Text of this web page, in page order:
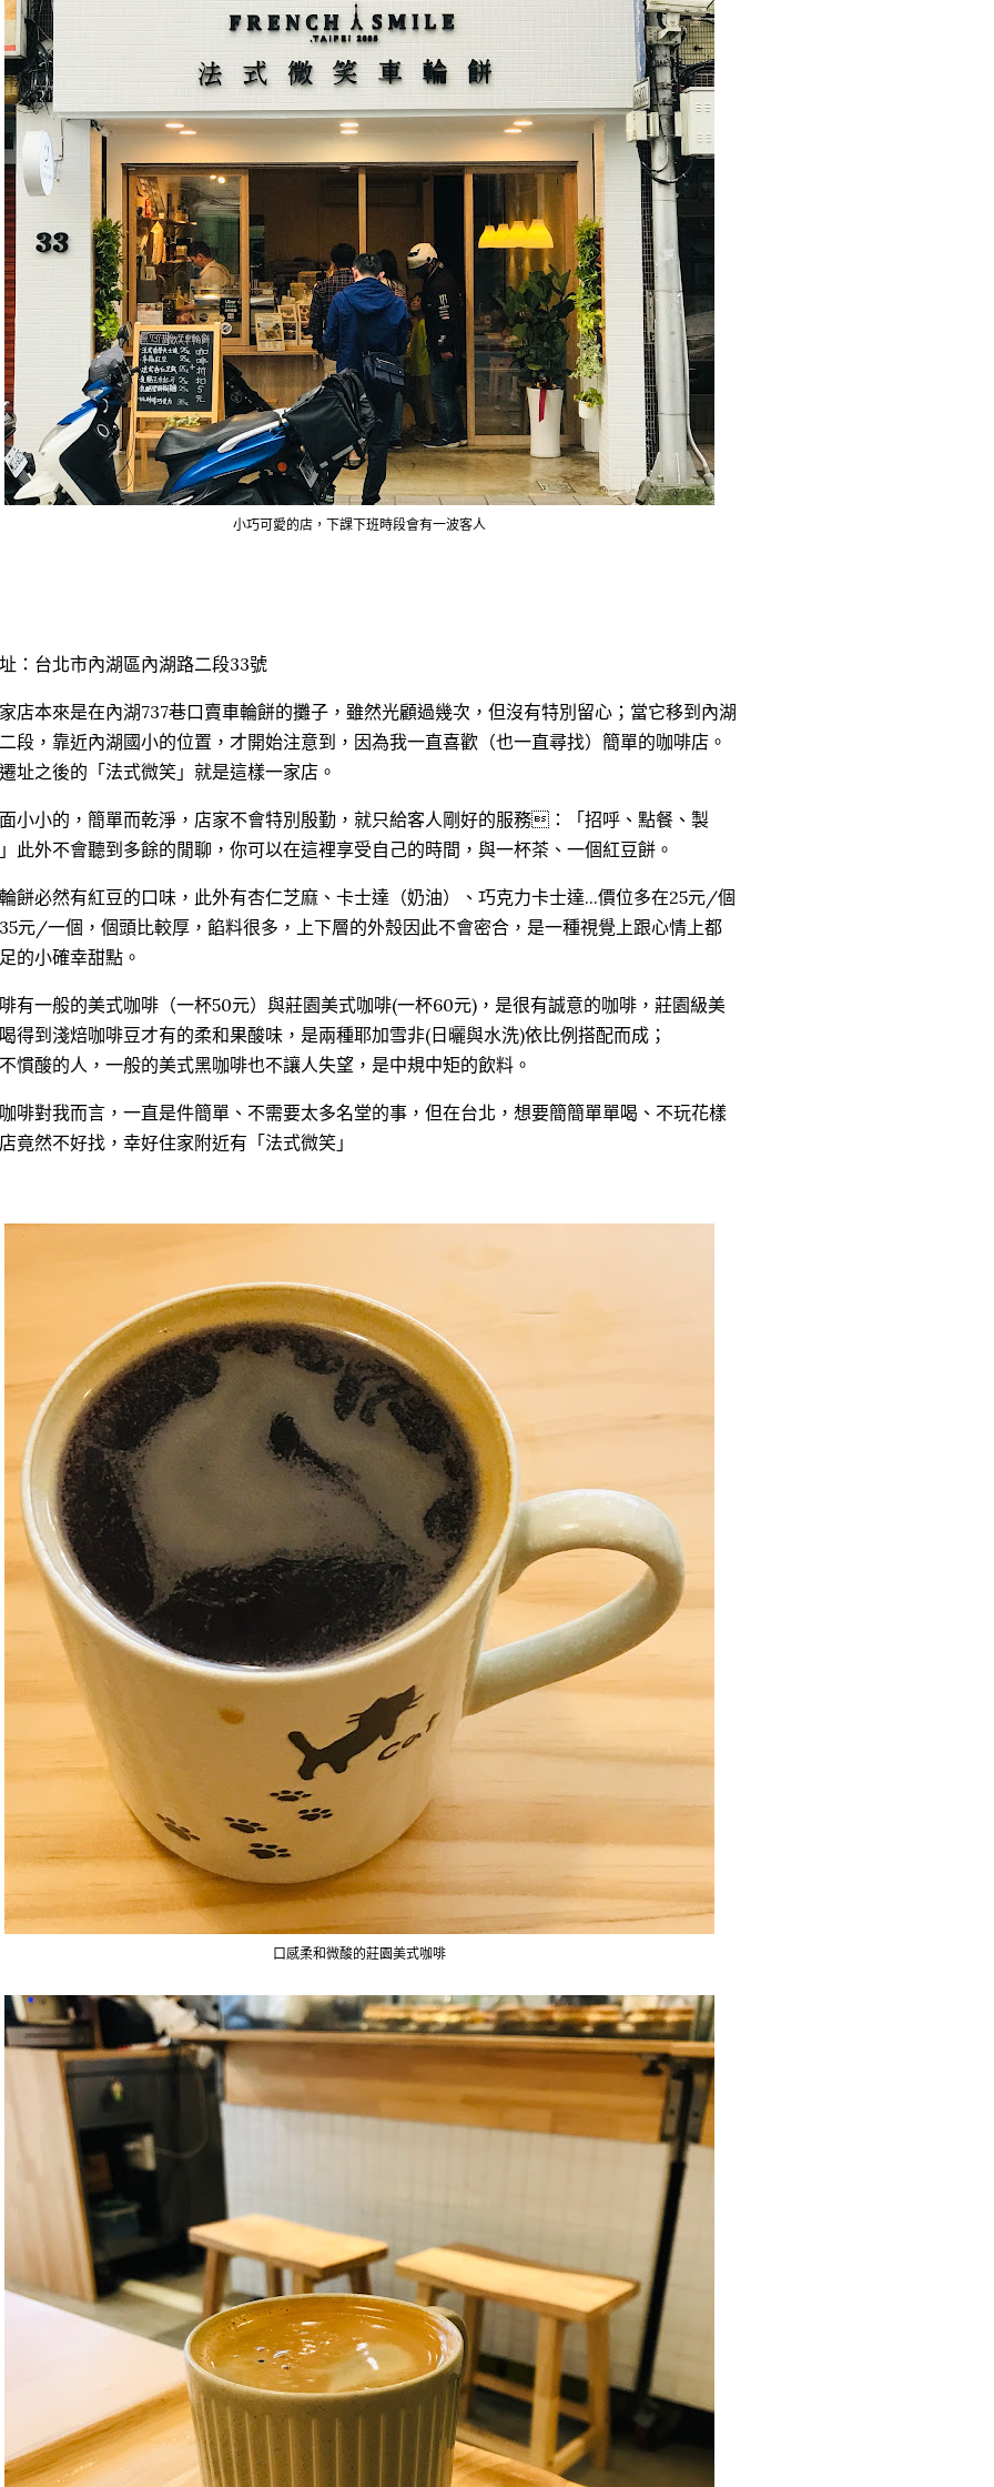
小巧可愛的店，下課下班時段會有一波客人
：台北市內湖區內湖路二段33號
店本來是在內湖737巷口賣車輪餅的攤子，雖然光顧過幾次，但沒有特別留心；當它移到內湖
段，靠近內湖國小的位置，才開始注意到，因為我一直喜歡（也一直尋找）簡單的咖啡店。
址之後的「法式微笑」就是這樣一家店。
小小的，簡單而乾淨，店家不會特別殷勤，就只給客人剛好的服務：「招呼、點餐、製
此外不會聽到多餘的閒聊，你可以在這裡享受自己的時間，與一杯茶、一個紅豆餅。
餅必然有紅豆的口味，此外有杏仁芝麻、卡士達（奶油）、巧克力卡士達...價位多在25元/個
元/一個，個頭比較厚，餡料很多，上下層的外殼因此不會密合，是一種視覺上跟心情上都
的小確幸甜點。
有一般的美式咖啡（一杯50元）與莊園美式咖啡(一杯60元)，是很有誠意的咖啡，莊園級美
得到淺焙咖啡豆才有的柔和果酸味，是兩種耶加雪非(日曬與水洗)依比例搭配而成；
慣酸的人，一般的美式黑咖啡也不讓人失望，是中規中矩的飲料。
啡對我而言，一直是件簡單、不需要太多名堂的事，但在台北，想要簡簡單單喝、不玩花樣
竟然不好找，幸好住家附近有「法式微笑」
口感柔和微酸的莊園美式咖啡